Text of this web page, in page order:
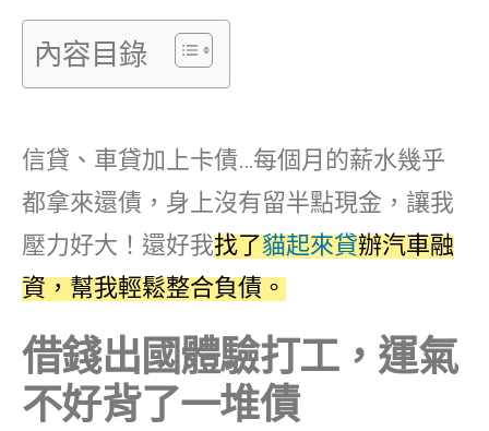
內容目錄
信貸、車貸加上卡債…每個月的薪水幾乎
都拿來還債，身上沒有留半點現金，讓我
壓力好大！還好我找了貓起來貸辦汽車融
資，幫我輕鬆整合負債。
借錢出國體驗打工，運氣
不好背了一堆債